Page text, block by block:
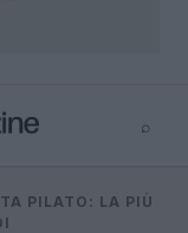
⌕
⌕ ×
PILATO: LA PIÙ